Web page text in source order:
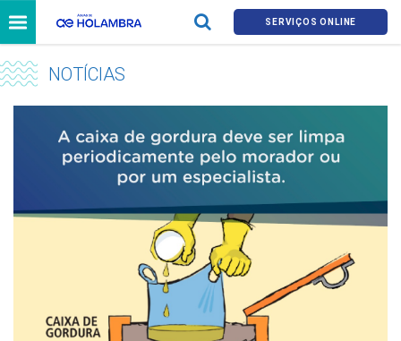
SERVIÇOS ONLINE
NOTÍCIAS